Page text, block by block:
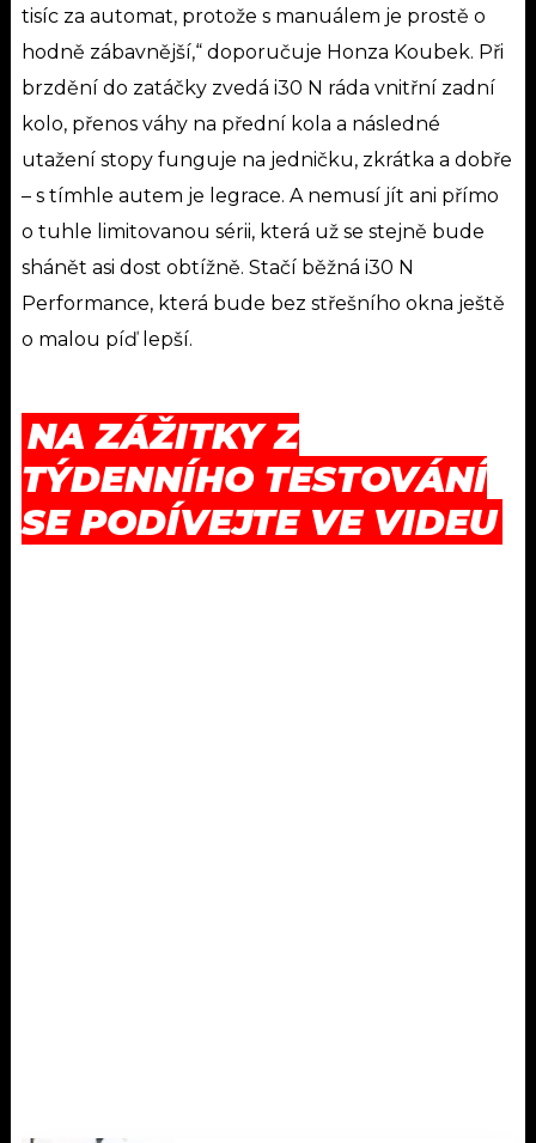
tisíc za automat, protože s manuálem je prostě o
hodně zábavnější,“ doporučuje Honza Koubek. Při
brzdění do zatáčky zvedá i30 N ráda vnitřní zadní
kolo, přenos váhy na přední kola a následné
utažení stopy funguje na jedničku, zkrátka a dobře
– s tímhle autem je legrace. A nemusí jít ani přímo
o tuhle limitovanou sérii, která už se stejně bude
shánět asi dost obtížně. Stačí běžná i30 N
Performance, která bude bez střešního okna ještě
o malou píď lepší.
NA ZÁŽITKY Z
TÝDENNÍHO TESTOVÁNÍ
SE PODÍVEJTE VE VIDEU